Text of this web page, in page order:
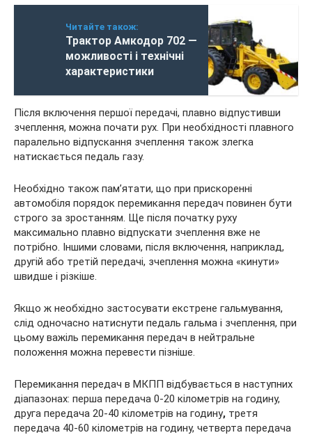
Читайте також:
Трактор Амкодор 702 —
можливості і технічні
характеристики
Після включення першої передачі, плавно відпустивши
зчеплення, можна почати рух. При необхідності плавного
паралельно відпускання зчеплення також злегка
натискається педаль газу.
Необхідно також пам’ятати, що при прискоренні
автомобіля порядок перемикання передач повинен бути
строго за зростанням. Ще після початку руху
максимально плавно відпускати зчеплення вже не
потрібно. Іншими словами, після включення, наприклад,
другій або третій передачі, зчеплення можна «кинути»
швидше і різкіше.
Якщо ж необхідно застосувати екстрене гальмування,
слід одночасно натиснути педаль гальма і зчеплення, при
цьому важіль перемикання передач в нейтральне
положення можна перевести пізніше.
Перемикання передач в МКПП відбувається в наступних
діапазонах: перша передача 0-20 кілометрів на годину,
друга передача 20-40 кілометрів на годину, третя
передача 40-60 кілометрів на годину, четверта передача